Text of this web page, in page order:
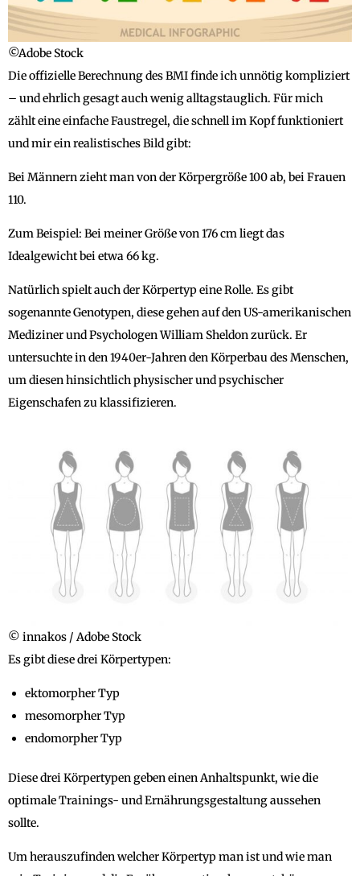
©Adobe Stock
Die offizielle Berechnung des BMI finde ich unnötig kompliziert
– und ehrlich gesagt auch wenig alltagstauglich. Für mich
zählt eine einfache Faustregel, die schnell im Kopf funktioniert
und mir ein realistisches Bild gibt:
Bei Männern zieht man von der Körpergröße 100 ab, bei Frauen
110.
Zum Beispiel: Bei meiner Größe von 176 cm liegt das
Idealgewicht bei etwa 66 kg.
Natürlich spielt auch der Körpertyp eine Rolle. Es gibt
sogenannte Genotypen, diese gehen auf den US-amerikanischen
Mediziner und Psychologen William Sheldon zurück. Er
untersuchte in den 1940er-Jahren den Körperbau des Menschen,
um diesen hinsichtlich physischer und psychischer
Eigenschafen zu klassifizieren.
© innakos / Adobe Stock
Es gibt diese drei Körpertypen:
ektomorpher Typ
mesomorpher Typ
endomorpher Typ
Diese drei Körpertypen geben einen Anhaltspunkt, wie die
optimale Trainings- und Ernährungsgestaltung aussehen
sollte.
Um herauszufinden welcher Körpertyp man ist und wie man